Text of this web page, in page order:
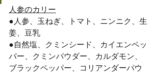
人参のカリー
●人参、玉ねぎ、トマト、ニンニク、生
姜、豆乳
●自然塩、クミンシード、カイエンペッ
パー、クミンパウダー、カルダモン、
ブラックペッパー、コリアンダーパウ